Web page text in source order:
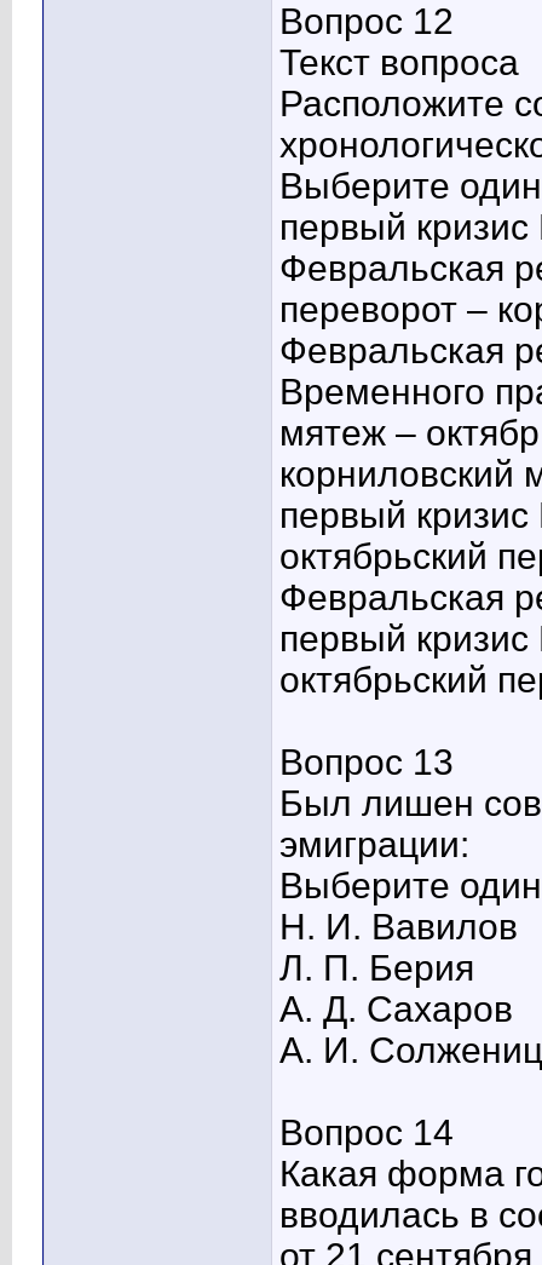
Вопрос 12
Текст вопроса
Расположите
Выберите
первый
Февральская
переворот –
Февральская
Временного
мятеж –
корниловский
первый
октябрьский
Февральская
первый
октябрьский
Вопрос 13
Был лишен
эмиграции:
Выберите
Н. И. Вавилов
Л. П. Берия
А. Д. Сахаров
А. И.
Вопрос 14
Какая форма
вводилась в
от 21